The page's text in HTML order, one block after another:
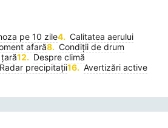
pe 10 zile
Calitatea aerului
afară
Condiții de drum
țară
Despre climă
Radar precipitații
Avertizări active